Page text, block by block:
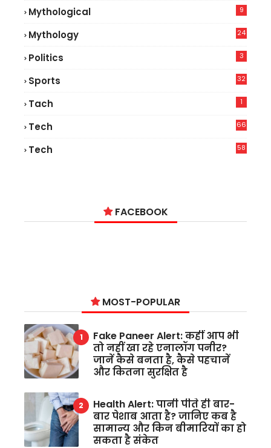
Mythological 9
Mythology 24
Politics 3
Sports 32
Tach 1
Tech
66
Tech
58
FACEBOOK
MOST-POPULAR
Fake Paneer Alert: कहीं आप भी
तो नहीं खा रहे एनालॉग पनीर?
जानें कैसे बनता है, कैसे पहचानें
और कितना सुरक्षित है
Health Alert: पानी पीते ही बार-
बार पेशाब आता है? जानिए कब है
सामान्य और किन बीमारियों का हो
सकता है संकेत